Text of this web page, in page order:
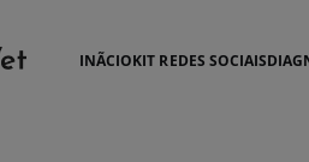
INÃ­CIOKIT REDES SOCIAIS